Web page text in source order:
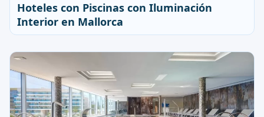
Hoteles con Piscinas con Iluminación
Interior en Mallorca